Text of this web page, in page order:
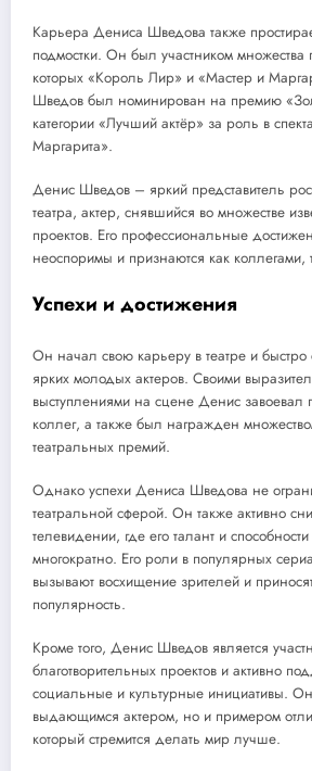
Карьера Дениса Шведова также
подмостки. Он был участником множества
которых «Король Лир» и «Мастер и
Шведов был номинирован на премию
категории «Лучший актёр» за роль в
Маргарита».
Денис Шведов – яркий представитель
театра, актер, снявшийся во множестве
проектов. Его профессиональные
неоспоримы и признаются как коллегами,
Успехи и достижения
Он начал свою карьеру в театре и
ярких молодых актеров. Своими
выступлениями на сцене Денис завоевал
коллег, а также был награжден
театральных премий.
Однако успехи Дениса Шведова не
театральной сферой. Он также активно
телевидении, где его талант и
многократно. Его роли в популярных
вызывают восхищение зрителей и
популярность.
Кроме того, Денис Шведов является
благотворительных проектов и активно
социальные и культурные инициативы. Он
выдающимся актером, но и примером
который стремится делать мир лучше.